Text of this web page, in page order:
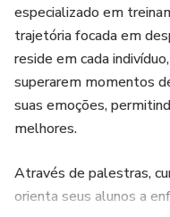
especializado em
trajetória focada em
reside em cada
superarem momentos
suas emoções,
melhores.
Através de palestras,
orienta seus alunos a